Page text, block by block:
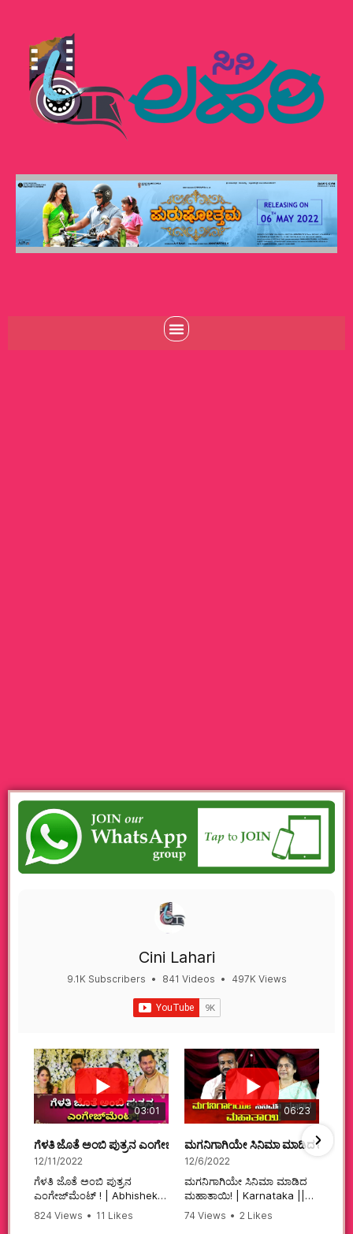
Cini Lahari
9.1K Subscribers • 841 Videos • 497K Views
03:01
ಗೆಳತಿ ಜೊತೆ ಅಂಬಿ ಪುತ್ರನ ಎಂಗೇಜ್‌ಮೆಂಟ್ ! | Abhishek Ambareesh |
12/11/2022
ಗೆಳತಿ ಜೊತೆ ಅಂಬಿ ಪುತ್ರನ
ಎಂಗೇಜ್‌ಮೆಂಟ್ ! | Abhishek
Ambareesh | Aviva ||
824 Views • 11 Likes
06:23
ಮಗನಿಗಾಗಿಯೇ ಸಿನಿಮಾ ಮಾಡಿದ
12/6/2022
ಮಗನಿಗಾಗಿಯೇ ಸಿನಿಮಾ ಮಾಡಿದ
ಮಹಾತಾಯಿ! | Karnataka ||
74 Views • 2 Likes